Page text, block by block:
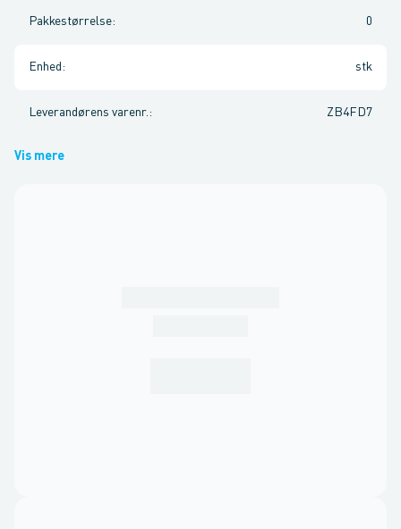
Pakkestørrelse: 0
Enhed : stk
Leverandørens varenr. : ZB4FD7
Vis mere